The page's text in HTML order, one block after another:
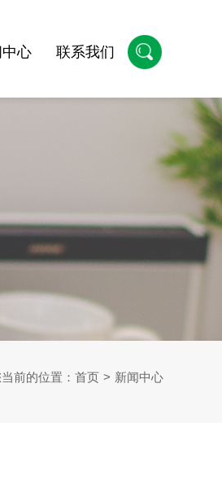
心 联系我们
前的位置： 首页 > 新闻中心